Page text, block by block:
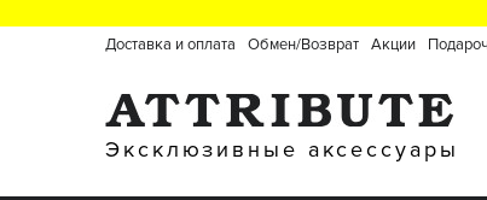
Доставка и оплата Обмен/Возврат Акции
Эксклюзивные аксессуары